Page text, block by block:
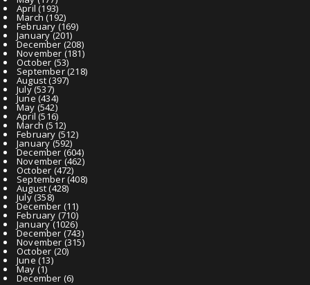
April (193)
March (192)
February (169)
January(201)
December (208)
November (181)
October (53)
September(218)
August(397)
July(537)
June(434)
May (542)
April (516)
March (512)
February (512)
January(592)
December (604)
November (462)
October (472)
September(408)
August(428)
July(358)
December (11)
February (710)
January(1026)
December (743)
November (315)
October (20)
June (13)
May (1)
December (6)